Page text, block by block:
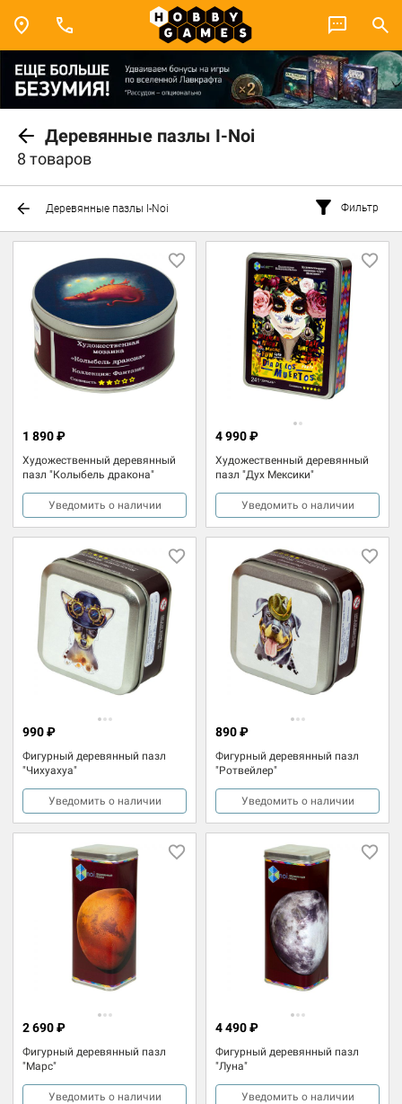
Деревянные пазлы I-Noi
8 товаров
Деревянные пазлы I-Noi Фильтр
Художественный деревянный
пазл "Колыбель дракона"
1 890 ₽
Уведомить о наличии
Художественный деревянный
пазл "Дух Мексики"
4 990 ₽
Уведомить о наличии
Фигурный деревянный пазл
"Чихуахуа"
990 ₽
Уведомить о наличии
Фигурный деревянный пазл
"Ротвейлер"
890 ₽
Уведомить о наличии
Фигурный деревянный пазл
"Марс"
2 690 ₽
Уведомить о наличии
Фигурный деревянный пазл
"Луна"
4 490 ₽
Уведомить о наличии